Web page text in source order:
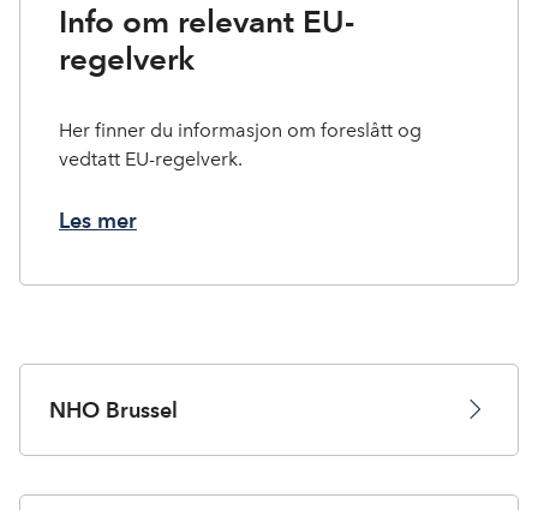
Info om relevant EU-
regelverk
Her finner du informasjon om foreslått og
vedtatt EU-regelverk.
Les mer
NHO Brussel